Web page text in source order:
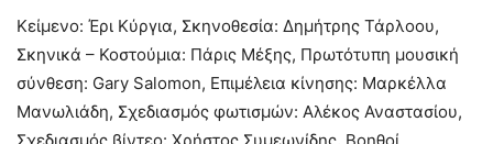
Κείμενο: Έρι Κύργια, Σκηνοθεσία: Δημήτρης Τάρλοου,
Σκηνικά – Κοστούμια: Πάρις Μέξης, Πρωτότυπη μουσική
σύνθεση: Gary Salomon, Επιμέλεια κίνησης: Μαρκέλλα
Μανωλιάδη, Σχεδιασμός φωτισμών: Αλέκος Αναστασίου,